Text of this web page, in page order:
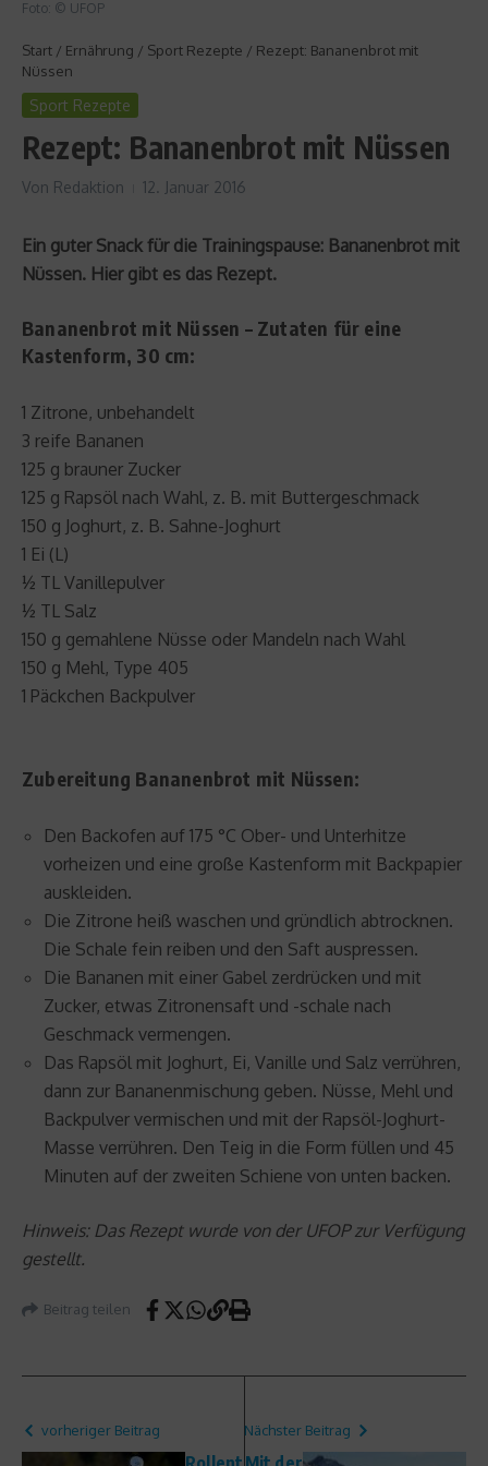
Foto: © UFOP
Start / Ernährung / Sport Rezepte / Rezept: Bananenbrot mit
Nüssen
Sport Rezepte
Rezept: Bananenbrot mit Nüssen
Von Redaktion 12. Januar 2016
Ein guter Snack für die Trainingspause: Bananenbrot mit
Nüssen. Hier gibt es das Rezept.
Bananenbrot mit Nüssen – Zutaten für eine
Kastenform, 30 cm:
1 Zitrone, unbehandelt
3 reife Bananen
125 g brauner Zucker
125 g Rapsöl nach Wahl, z. B. mit Buttergeschmack
150 g Joghurt, z. B. Sahne-Joghurt
1 Ei (L)
½ TL Vanillepulver
½ TL Salz
150 g gemahlene Nüsse oder Mandeln nach Wahl
150 g Mehl, Type 405
1 Päckchen Backpulver
Zubereitung Bananenbrot mit Nüssen:
Den Backofen auf 175 °C Ober- und Unterhitze
vorheizen und eine große Kastenform mit Backpapier
auskleiden.
Die Zitrone heiß waschen und gründlich abtrocknen.
Die Schale fein reiben und den Saft auspressen.
Die Bananen mit einer Gabel zerdrücken und mit
Zucker, etwas Zitronensaft und -schale nach
Geschmack vermengen.
Das Rapsöl mit Joghurt, Ei, Vanille und Salz verrühren,
dann zur Bananenmischung geben. Nüsse, Mehl und
Backpulver vermischen und mit der Rapsöl-Joghurt-
Masse verrühren. Den Teig in die Form füllen und 45
Minuten auf der zweiten Schiene von unten backen.
Hinweis: Das Rezept wurde von der UFOP zur Verfügung
gestellt.
Beitrag teilen
vorheriger Beitrag Nächster Beitrag